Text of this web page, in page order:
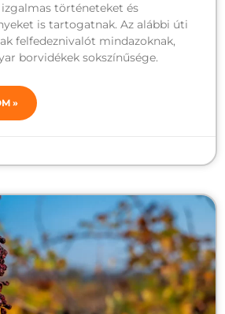
történeteket és
is tartogatnak. Az alábbi úti
felfedeznivalót mindazoknak,
borvidékek sokszínűsége.
»